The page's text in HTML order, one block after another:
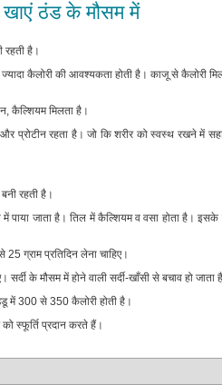
खाएं ठंड के मौसम में
है।
कैलोरी की आवश्यकता होती है। काजू से कैलोरी
कैल्शियम मिलता है।
प्रोटीन रहता है। जो कि शरीर को स्वस्थ रखने में
रहती है।
जाता है। तिल में कैल्शियम व वसा होता है।
ग्राम प्रतिदिन लेना चाहिए।
के मौसम में होने वाली सर्दी-खाँसी से बचाव हो जाता
में 300 से 350 कैलोरी होती है।
स्फूर्ति प्रदान करते हैं।